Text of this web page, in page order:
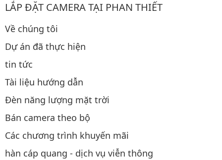
LẮP ĐẶT CAMERA TẠI PHAN THIẾT
Về chúng tôi
Dự án đã thực hiện
tin tức
Tài liệu hướng dẫn
Đèn năng lượng mặt trời
Bán camera theo bộ
Các chương trình khuyến mãi
hàn cáp quang - dịch vụ viễn thông